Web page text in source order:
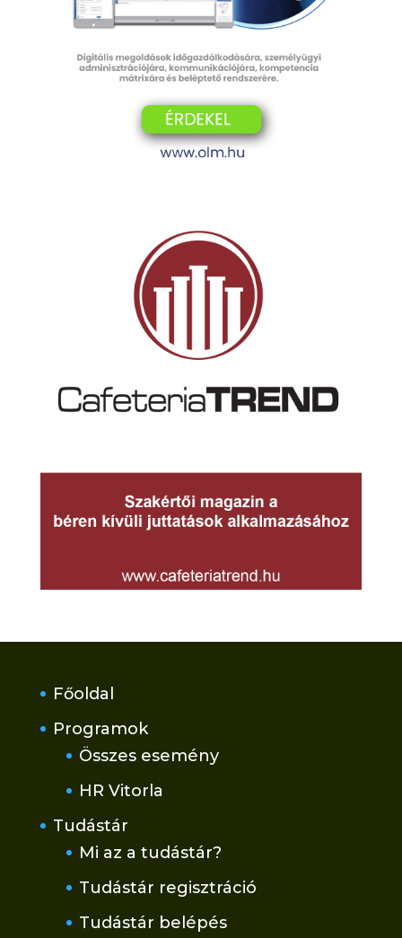
Főoldal
Programok
Összes esemény
HR Vitorla
Tudástár
Mi az a tudástár?
Tudástár regisztráció
Tudástár belépés